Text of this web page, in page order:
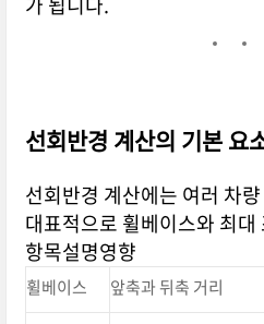
선회반경 계산의 기본 요
선회반경 계산에는 여러 차
대표적으로 휠베이스와 최
항목설명영향
휠베이스 앞축과 뒤축 거리